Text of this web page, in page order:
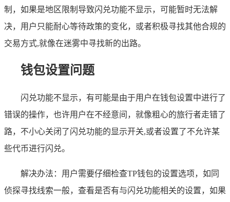
制，如果是地区限制导致闪兑功能不显示，可能暂时无法解
决，用户只能耐心等待政策的变化，或者积极寻找其他合规的
交易方式,就像在迷雾中寻找新的出路。
钱包设置问题
闪兑功能不显示，有可能是由于用户在钱包设置中进行了
错误的操作，也许用户在不经意间，就像粗心的旅行者走错了
路，不小心关闭了闪兑功能的显示开关,或者设置了不允许某
些代币进行闪兑。
解决办法：用户需要仔细检查TP钱包的设置选项，如同
侦探寻找线索一般，查看是否有与闪兑功能相关的设置，如果